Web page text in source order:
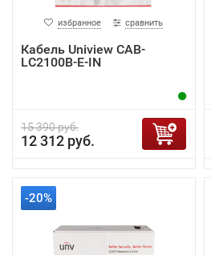
избранное сравнить
Кабель Uniview CAB-
LC2100B-E-IN
15 390 руб.
12 312 руб.
-20%